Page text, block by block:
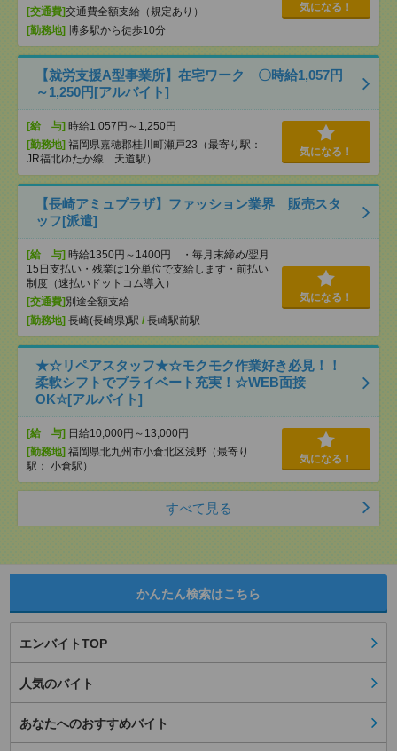
[交通費]交通費全額支給（規定あり）
[勤務地] 博多駅から徒歩10分
気になる！
【就労支援A型事業所】在宅ワーク 〇時給1,057円
～1,250円[アルバイト]
[給 与] 時給1,057円～1,250円
[勤務地] 福岡県嘉穂郡桂川町瀬戸23（最寄り駅：
JR福北ゆたか線 天道駅）
気になる！
【長崎アミュプラザ】ファッション業界 販売スタ
ッフ[派遣]
[給 与] 時給1350円～1400円 ・毎月末締め/翌月
15日支払い・残業は1分単位で支給します・前払い
制度（速払いドットコム導入）
[交通費] 別途全額支給
[勤務地] 長崎(長崎県)駅 / 長崎駅前駅
気になる！
★☆リペアスタッフ★☆モクモク作業好き必見！！
柔軟シフトでプライベート充実！☆WEB面接
OK☆[アルバイト]
[給 与] 日給10,000円～13,000円
[勤務地] 福岡県北九州市小倉北区浅野（最寄り
駅： 小倉駅）
気になる！
すべて見る
かんたん検索はこちら
エンバイトTOP
人気のバイト
あなたへのおすすめバイト